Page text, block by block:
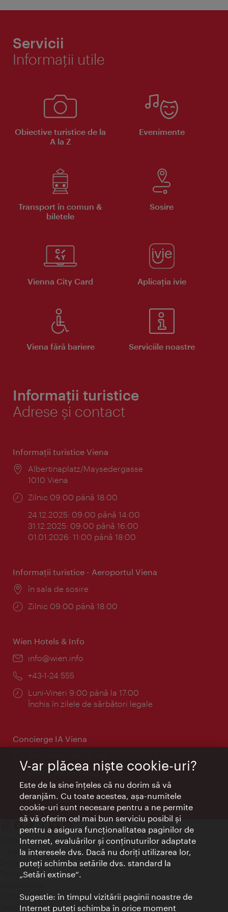
Servicii
Informaţii utile
Obiective turistice de la
A la Z
Evenimente
Transport în comun &
biletele
Sosire
Vienna City Card Aplicaţia ivie
Viena fără bariere Serviciile noastre
Informații turistice
Adrese și contact
Informaţii turistice Viena
Locul:
Albertinaplatz/Maysedergasse
1010 Viena
Program:
Zilnic 09:00 până 18:00
24.12.2025: 09:00 până 14:00
31.12.2025: 09:00 până 16:00
01.01.2026: 11:00 până 18:00
Informaţii turistice - Aeroportul Viena
Locul:
în sala de sosire
Program:
Zilnic 09:00 până 18:00
Wien Hotels & Info
E-
info@wien.info
Telefon:
+43-1-24 555
Program:
Luni-Vineri 9:00 până la 17:00
Închis în zilele de sărbători legale
Concierge IA Viena
Informații non-stop
Contact
Credits
Declaraţie privind protecţia datelor
Terms of Use
Contact presa
Setări module cookie
V-ar plăcea nişte cookie-uri?
Este de la sine înţeles că nu dorim să vă
deranjăm. Cu toate acestea, aşa-numitele
cookie-uri sunt necesare pentru a ne permite
să vă oferim cel mai bun serviciu posibil şi
pentru a asigura funcţionalitatea paginilor de
Internet, evaluărilor şi conţinuturilor adaptate
la interesele dvs. Dacă nu doriţi utilizarea lor,
puteţi schimba setările dvs. standard la
„Setări extinse“.
Sugestie: în timpul vizitării paginii noastre de
Internet puteţi schimba în orice moment